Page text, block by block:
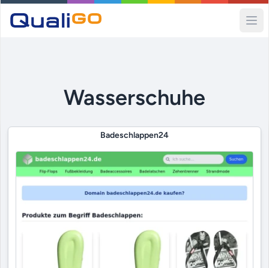
Wasserschuhe
Badeschlappen24